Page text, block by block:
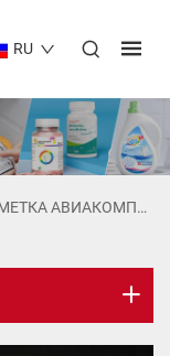
RU
АВИАКОМПАНИИ